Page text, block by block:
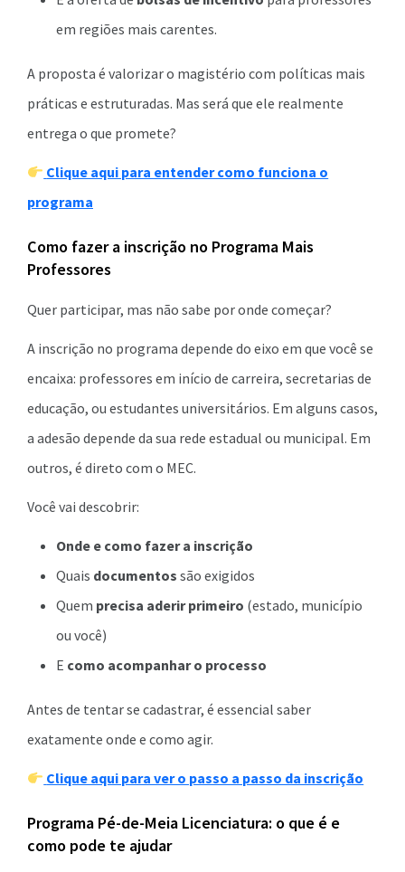
em regiões mais carentes.
A proposta é valorizar o magistério com políticas mais
práticas e estruturadas. Mas será que ele realmente
entrega o que promete?
Clique aqui para entender como funciona o
programa
Como fazer a inscrição no Programa Mais
Professores
Quer participar, mas não sabe por onde começar?
A inscrição no programa depende do eixo em que você se
encaixa: professores em início de carreira, secretarias de
educação, ou estudantes universitários. Em alguns casos,
a adesão depende da sua rede estadual ou municipal. Em
outros, é direto com o MEC.
Você vai descobrir:
Onde e como fazer a inscrição
Quais documentos são exigidos
Quem precisa aderir primeiro (estado, município
ou você)
E como acompanhar o processo
Antes de tentar se cadastrar, é essencial saber
exatamente onde e como agir.
Clique aqui para ver o passo a passo da inscrição
Programa Pé-de-Meia Licenciatura: o que é e
como pode te ajudar